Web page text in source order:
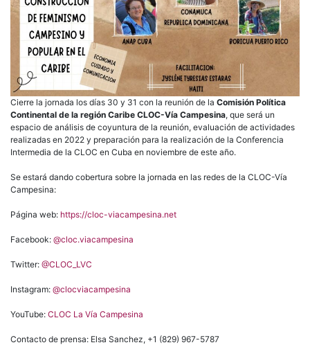
Cierre la jornada los días 30 y 31 con la reunión de la Comisión Política
Continental de la región Caribe CLOC-Vía Campesina, que será un
espacio de análisis de coyuntura de la reunión, evaluación de actividades
realizadas en 2022 y preparación para la realización de la Conferencia
Intermedia de la CLOC en Cuba en noviembre de este año.
Se estará dando cobertura sobre la jornada en las redes de la CLOC-Vía
Campesina:
Página web: https://cloc-viacampesina.net
Facebook: @cloc.viacampesina
Twitter: @CLOC_LVC
Instagram: @clocviacampesina
YouTube: CLOC La Vía Campesina
Contacto de prensa: Elsa Sanchez, +1 (829) 967-5787